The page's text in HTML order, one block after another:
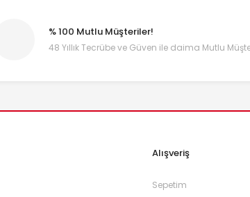
% 100 Mutlu Müşteriler!
48 Yıllık Tecrübe ve Güven ile daima Mutlu
Alışveriş
Sepetim